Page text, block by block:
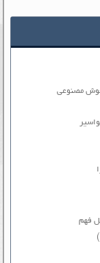
هوش مصنوعی
فهم